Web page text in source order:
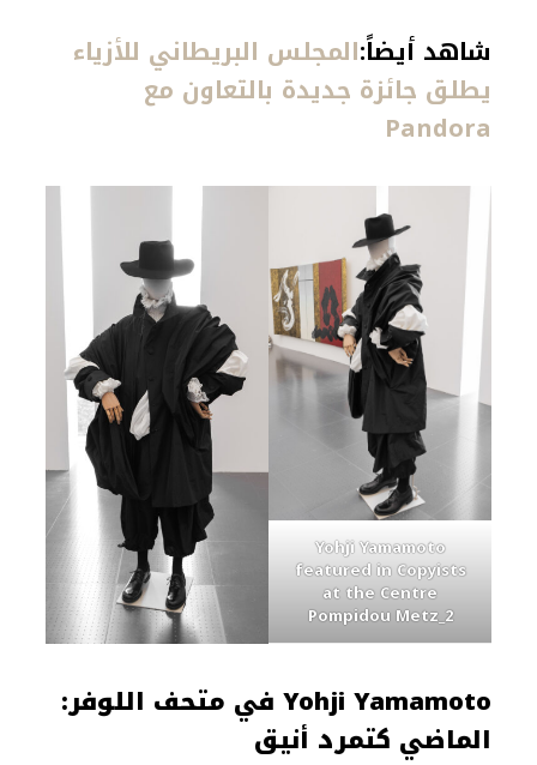
شاهد أيضاً:المجلس البريطاني للأزياء
يطلق جائزة جديدة بالتعاون مع
Pandora
Yohji Yamamoto
featured in Copyists
at the Centre
Pompidou Metz_2
Yohji Yamamoto في متحف اللوفر:
الماضي كتمرد أنيق